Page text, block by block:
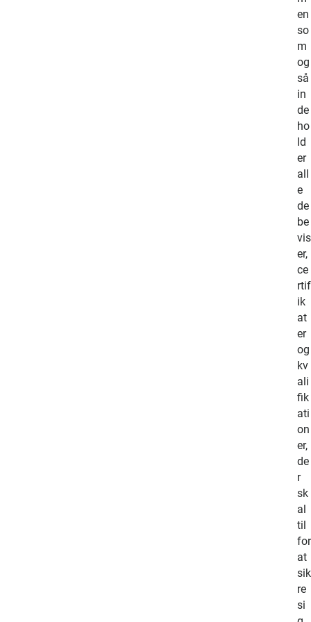
e
v
e
r
,
s
k
a
l
m
a
n
s
o
m
a
r
b
e
j
d
s
g
i
v
e
r
b
e
t
a
l
e
t
i
l
A
T
en
so
m
og
så
in
de
ho
ld
er
all
e
de
be
vis
er,
ce
rtif
ik
at
er
og
kv
ali
fik
ati
on
er,
de
r
sk
al
til
for
at
sik
re
si